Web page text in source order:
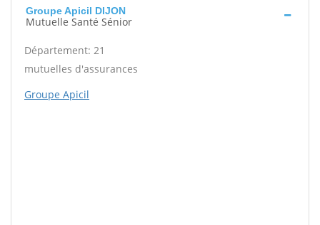
Groupe Apicil DIJON
Mutuelle Santé Sénior
Département: 21
mutuelles d'assurances
Groupe Apicil